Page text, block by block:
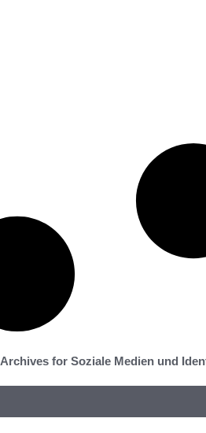
Archives for Soziale Medien und